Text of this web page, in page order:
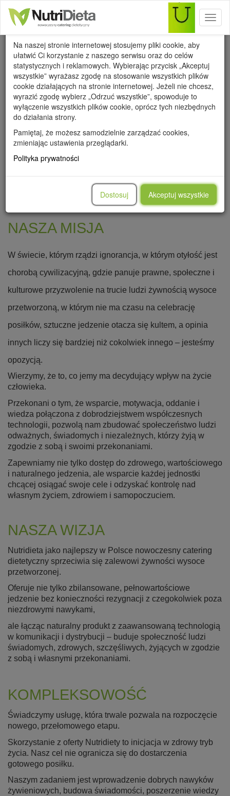
Kilka słów o nas!
NASZA MISJA
W świecie, którym rządzi ignorancja, w którym otyłość jest
chorobą cywilizacyjną, gdzie panuje prawne, społeczne i
kulturowe przyzwolenie na trucie ludzi żywnością wysoce
przetworzoną, w którym nie ma czasu na celebrację
posiłków, sztuczne jedzenie otacza się kultem, a opinia
innych liczy się bardziej niż cokolwiek innego – jesteśmy
opozycją.
Wierzymy, że to, co jemy ma decydujący wpływ na życie
człowieka.
Przekonani o tym, że wsparcie, motywacja, oddanie i
wiedza połączona z dobrodziejstwem współczesnych
technologii, pozwolą nam zbudować społeczeństwo ludzi
odważnych, świadomych i niezależnych, którzy żyją w
zgodzie z sobą i swoimi przekonaniami.
Zapewniamy nie tylko dostęp do zdrowego, wartościowego
i naturalnego jedzenia, ale wsparcie każdej jednostki
chcącej osiągać swoje cele i odzyskać kontrolę nad
własnym życiem, zdrowiem i samopoczuciem.
NASZA WIZJA
Nutridieta jako najlepszy w Polsce nowoczesny catering
dietetyczny sprzeciwia się zalewowi żywności wysoce
przetworzonej.
Oferuje nie tylko zbilansowane, pełnowartościowe
jedzenie bez konieczności rezygnacji z czegokolwiek poza
niezdrowymi nawykami,
ale łącząc naturalny produkt z zaawansowaną technologią
w komunikacji i dystrybucji – buduje społeczność ludzi
świadomych, zdrowych, szczęśliwych, żyjących w zgodzie
z sobą i własnymi przekonaniami.
KOMPLEKSOWOŚĆ
Świadczymy usługę, która trwale pozwala na rozpoczęcie
nowego, przełomowego etapu.
Skorzystanie z oferty Nutridiety to inicjacja w zdrowy tryb
życia. Nasz cel nie ogranicza się do dostarczenia
gotowego posiłku.
Naszym zadaniem jest wprowadzenie dobrych nawyków
żywieniowych, budowa świadomości, poszerzenie wiedzy
Wykorzystanie cookies
Na naszej stronie internetowej stosujemy pliki cookie, aby
ułatwić Ci korzystanie z naszego serwisu oraz do celów
statystycznych i reklamowych. Wybierając przycisk „Akceptuj
wszystkie” wyrażasz zgodę na stosowanie wszystkich plików
cookie działających na stronie internetowej. Jeżeli nie chcesz,
wyrazić zgodę wybierz „Odrzuć wszystkie”, spowoduje to
wyłączenie wszystkich plików cookie, oprócz tych niezbędnych
do działania strony.
Pamiętaj, że możesz samodzielnie zarządzać cookies,
zmieniając ustawienia przeglądarki.
Polityka prywatności
Dostosuj Akceptuj wszystkie